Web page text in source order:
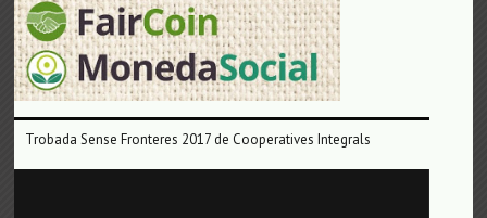
Trobada Sense Fronteres 2017 de Cooperatives Integrals